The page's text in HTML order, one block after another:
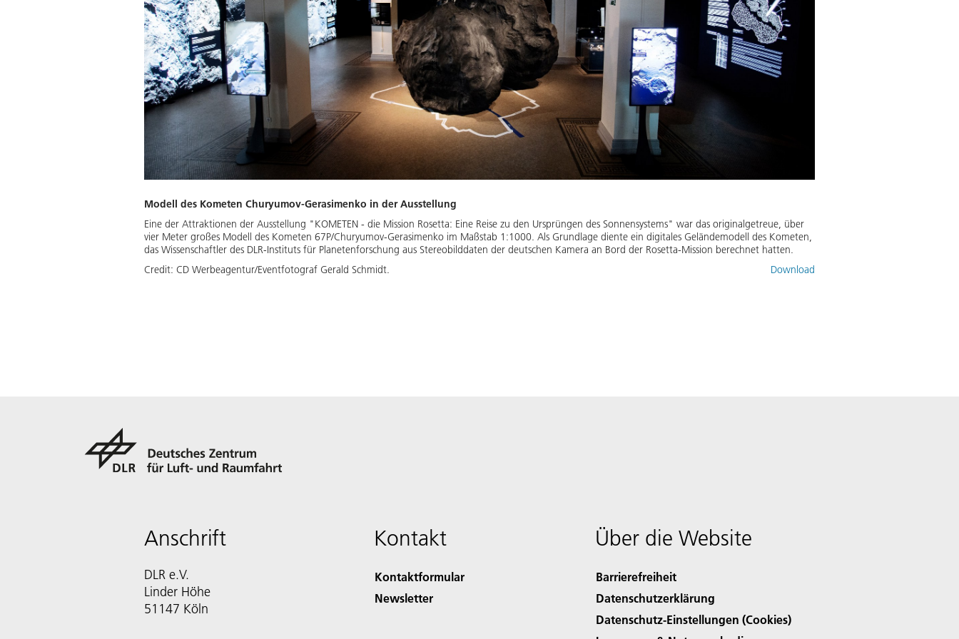
Modell des Kometen Churyumov-Gerasimenko in der Ausstellung
Eine der Attraktionen der Ausstellung "KOMETEN - die Mission Rosetta: Eine Reise zu den Ursprüngen des Sonnensystems" war das originalgetreue, über
vier Meter großes Modell des Kometen 67P/Churyumov-Gerasimenko im Maßstab 1:1000. Als Grundlage diente ein digitales Geländemodell des Kometen,
das Wissenschaftler des DLR-Instituts für Planetenforschung aus Stereobilddaten der deutschen Kamera an Bord der Rosetta-Mission berechnet hatten.
Credit: CD Werbeagentur/Eventfotograf Gerald Schmidt. Download
Anschrift
DLR e.V.
Linder Höhe
51147 Köln
Kontakt
Kontaktformular
Newsletter
Über die Website
Barrierefreiheit
Datenschutzerklärung
Datenschutz-Einstellungen (Cookies)